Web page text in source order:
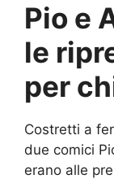
Pio e
le
per
Costretti a
due comici
erano alle